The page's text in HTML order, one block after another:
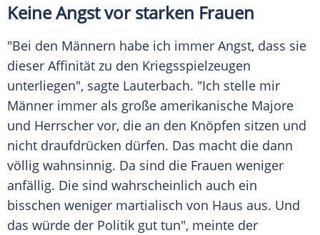
Keine Angst vor starken Frauen
"Bei den Männern habe ich immer Angst, dass sie
dieser Affinität zu den Kriegsspielzeugen
unterliegen", sagte Lauterbach. "Ich stelle mir
Männer immer als große amerikanische Majore
und Herrscher vor, die an den Knöpfen sitzen und
nicht draufdrücken dürfen. Das macht die dann
völlig wahnsinnig. Da sind die Frauen weniger
anfällig. Die sind wahrscheinlich auch ein
bisschen weniger martialisch von Haus aus. Und
das würde der Politik gut tun", meinte der